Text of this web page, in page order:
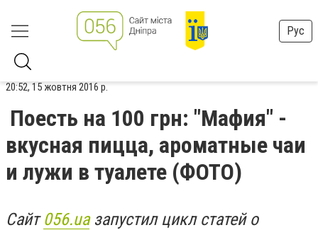
Рус
20:52, 15 жовтня 2016 р.
Поесть на 100 грн: "Мафия" -
вкусная пицца, ароматные чаи
и лужи в туалете (ФОТО)
Сайт056.uaзапустил цикл статей о